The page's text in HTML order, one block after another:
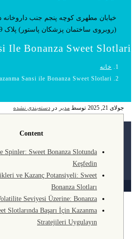
خیابان مطهری کوچه پنجم جنب داروخانه
(روبروی ساختمان پزشکان پاستور) پلاک 9
Ile Bonanza Sweet Slotlari
خانه
Sansi ile Bonanza Sweet Slotlari
جولای 21, 2025 توسط مدیر در دسته‌بندی نشده
Content
Spinler: Sweet Bonanza Slotunda
Keşfedin
ve Kazanç Potansiyeli: Sweet
Bonanza Slotları
Seviyesi Üzerine: Bonanza
Slotlarında Başarı İçin Kazanma
Stratejileri Uygulayın